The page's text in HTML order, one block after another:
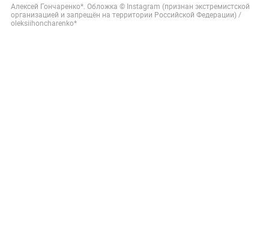
Алексей Гончаренко*. Обложка © Instagram (признан экстремистской
организацией и запрещён на территории Российской Федерации) /
oleksiihoncharenko*